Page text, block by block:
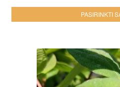
PASIRINKTI